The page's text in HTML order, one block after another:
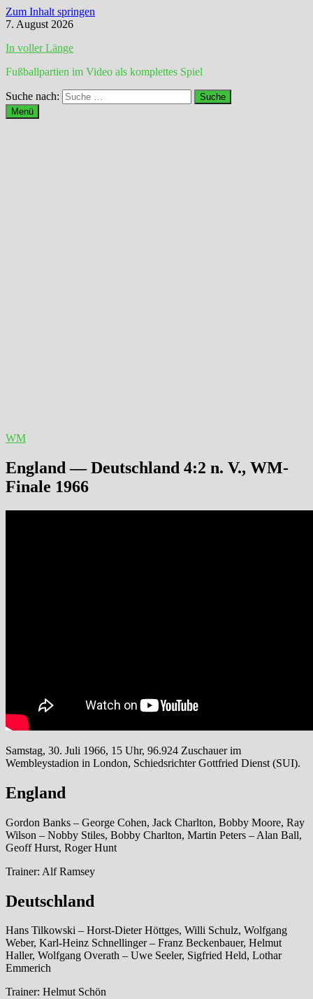
Zum Inhalt springen
7. August 2026
In voller Länge
Fußballpartien im Video als komplettes Spiel
Suche nach:
Menü
WM
England — Deutschland 4:2 n. V., WM-
Finale 1966
Samstag, 30. Juli 1966, 15 Uhr, 96.924 Zuschauer im
Wembleystadion in London, Schiedsrichter Gottfried Dienst (SUI).
England
Gordon Banks – George Cohen, Jack Charlton, Bobby Moore, Ray
Wilson – Nobby Stiles, Bobby Charlton, Martin Peters – Alan Ball,
Geoff Hurst, Roger Hunt
Trainer: Alf Ramsey
Deutschland
Hans Tilkowski – Horst-Dieter Höttges, Willi Schulz, Wolfgang
Weber, Karl-Heinz Schnellinger – Franz Beckenbauer, Helmut
Haller, Wolfgang Overath – Uwe Seeler, Sigfried Held, Lothar
Emmerich
Trainer: Helmut Schön